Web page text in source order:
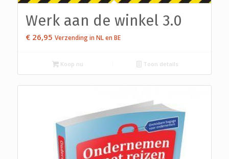
Werk aan de winkel 3.0
€26,95 Verzending in NL en BE
Koop nu Toon details